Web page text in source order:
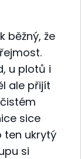
běžný, že
u plotů i
ale přijít
sice
ten ukrytý
si